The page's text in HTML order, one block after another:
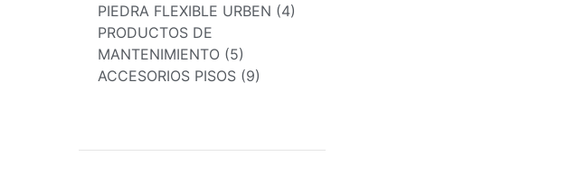
PIEDRA FLEXIBLE URBEN (4)
PRODUCTOS DE
MANTENIMIENTO (5)
ACCESORIOS PISOS (9)